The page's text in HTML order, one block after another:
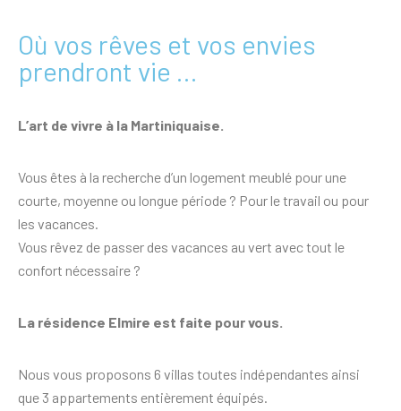
Où vos rêves et vos envies
prendront vie ...
L’art de vivre à la Martiniquaise.
Vous êtes à la recherche d’un logement meublé pour une
courte, moyenne ou longue période ? Pour le travail ou pour
les vacances.
Vous rêvez de passer des vacances au vert avec tout le
confort nécessaire ?
La résidence Elmire est faite pour vous.
Nous vous proposons 6 villas toutes indépendantes ainsi
que 3 appartements entièrement équipés.